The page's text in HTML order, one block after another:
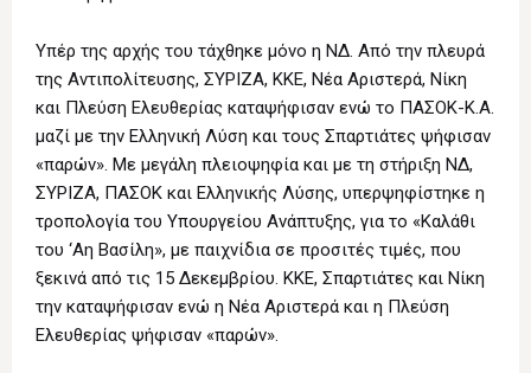
Υπέρ της αρχής του τάχθηκε μόνο η ΝΔ. Από την πλευρά
της Αντιπολίτευσης, ΣΥΡΙΖΑ, ΚΚΕ, Νέα Αριστερά, Νίκη
και Πλεύση Ελευθερίας καταψήφισαν ενώ το ΠΑΣΟΚ-Κ.Α.
μαζί με την Ελληνική Λύση και τους Σπαρτιάτες ψήφισαν
«παρών». Με μεγάλη πλειοψηφία και με τη στήριξη ΝΔ,
ΣΥΡΙΖΑ, ΠΑΣΟΚ και Ελληνικής Λύσης, υπερψηφίστηκε η
τροπολογία του Υπουργείου Ανάπτυξης, για το «Καλάθι
του ‘Αη Βασίλη», με παιχνίδια σε προσιτές τιμές, που
ξεκινά από τις 15 Δεκεμβρίου. ΚΚΕ, Σπαρτιάτες και Νίκη
την καταψήφισαν ενώ η Νέα Αριστερά και η Πλεύση
Ελευθερίας ψήφισαν «παρών».